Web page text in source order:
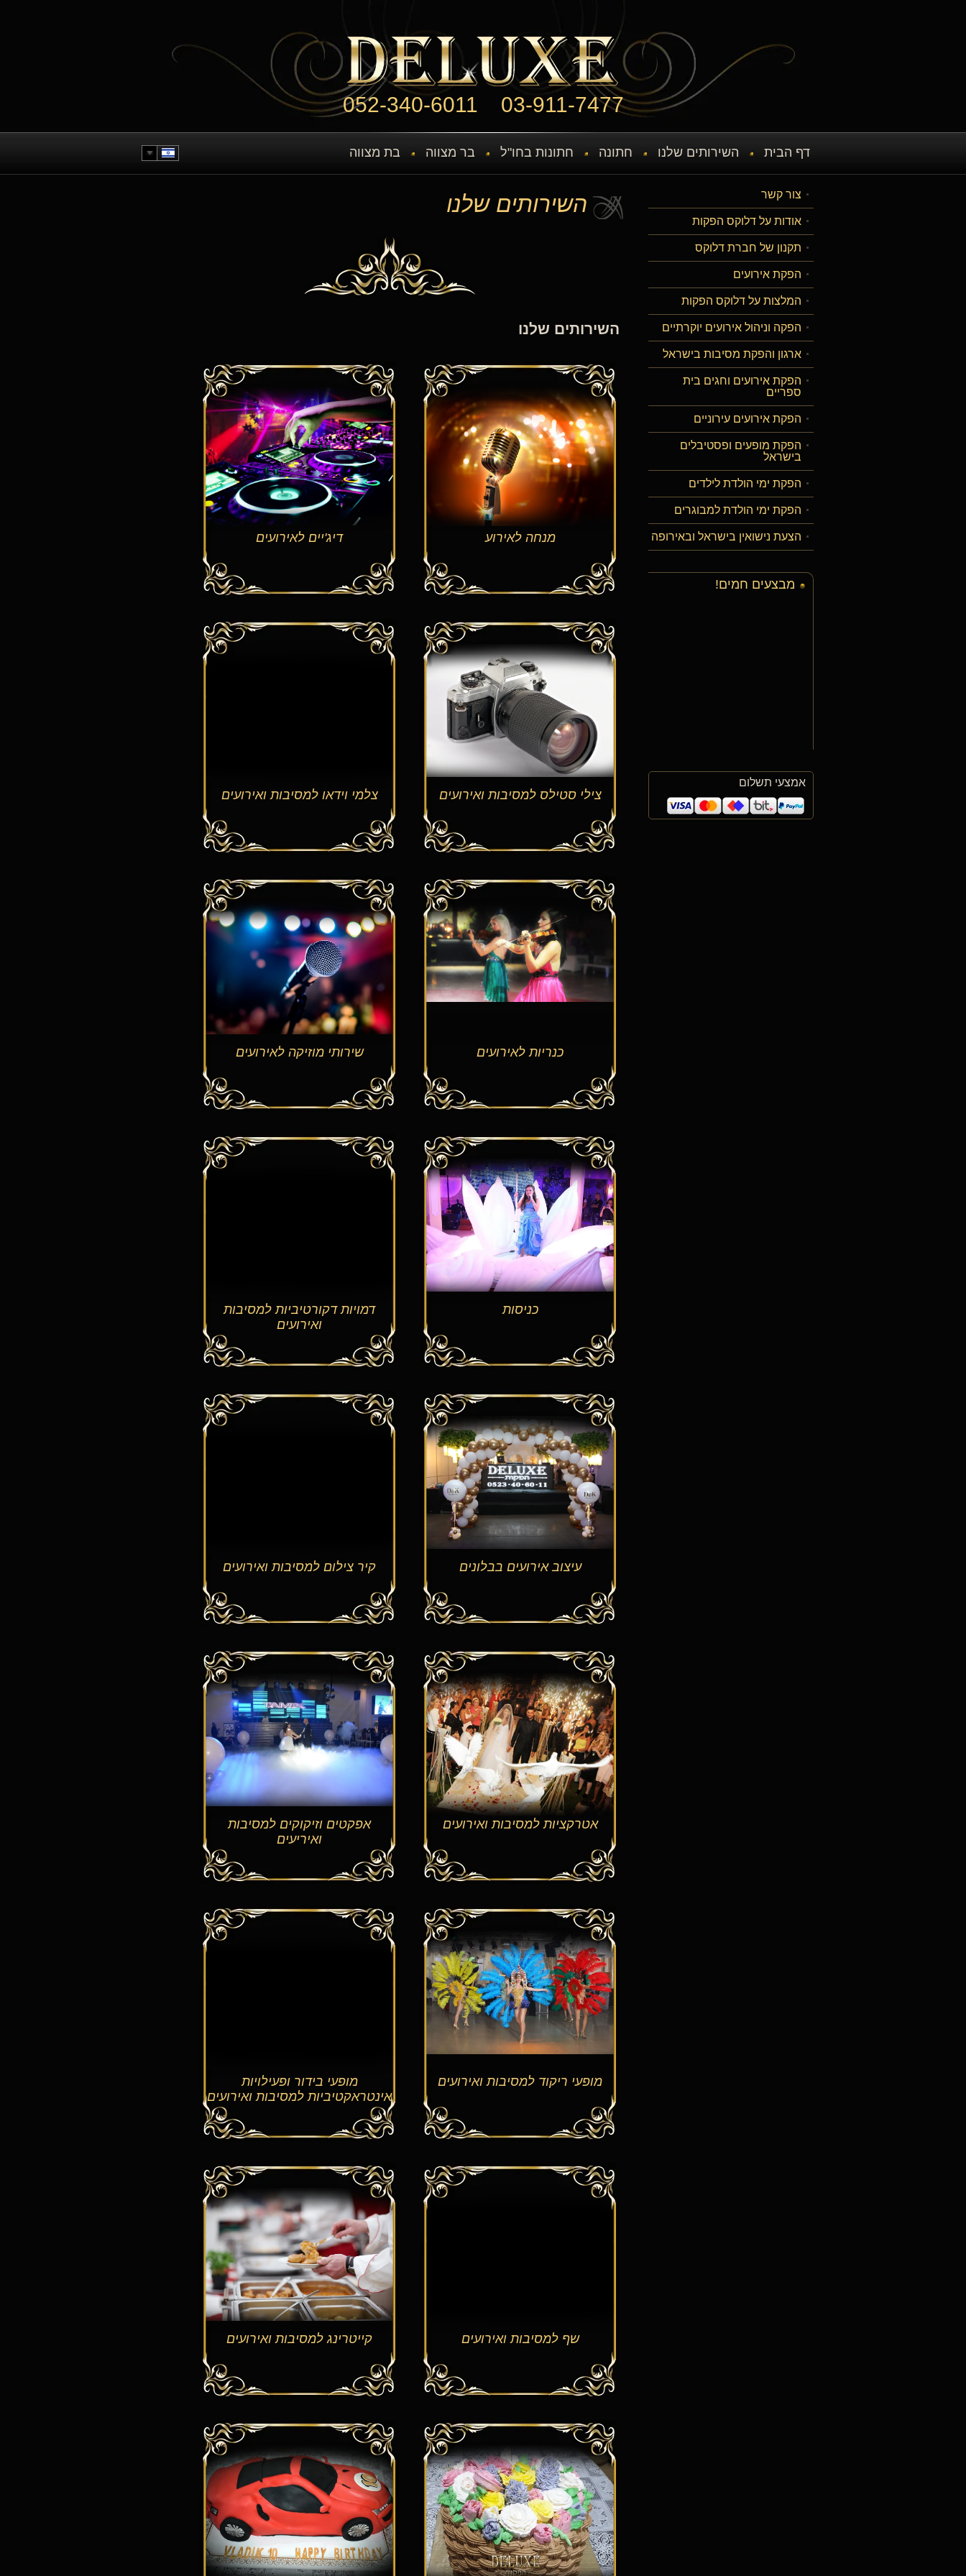
052-340-6011 03-911-7477
דף הבית השירותים שלנו חתונה חתונות בחו"ל בר מצווה בת מצווה
השירותים שלנו
השירותים שלנו
מנחה לאירוע דיג'יים לאירועים
צילי סטילס למסיבות ואירועים צלמי וידאו למסיבות ואירועים
כנריות לאירועים שירותי מוזיקה לאירועים
כניסות
דמויות דקורטיביות למסיבות
ואירועים
עיצוב אירועים בבלונים קיר צילום למסיבות ואירועים
אטרקציות למסיבות ואירועים
אפקטים וזיקוקים למסיבות
ואיריעים
מופעי ריקוד למסיבות ואירועים
מופעי בידור ופעילויות
אינטראקטיביות למסיבות ואירועים
שף למסיבות ואירועים קייטרינג למסיבות ואירועים
צור קשר
אודות על דלוקס הפקות
תקנון של חברת דלוקס
הפקת אירועים
המלצות על דלוקס הפקות
הפקה וניהול אירועים יוקרתיים
ארגון והפקת מסיבות בישראל
הפקת אירועים וחגים בית
ספריים
הפקת אירועים עירוניים
הפקת מופעים ופסטיבלים
בישראל
הפקת ימי הולדת לילדים
הפקת ימי הולדת למבוגרים
הצעת נישואין בישראל ובאירופה
מבצעים חמים!
אמצעי תשלום